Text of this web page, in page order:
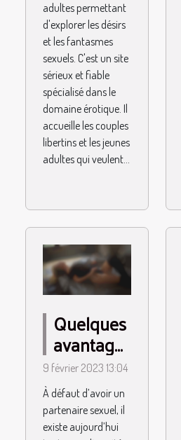
adultes permettant
d'explorer les désirs
et les fantasmes
sexuels. C'est un site
sérieux et fiable
spécialisé dans le
domaine érotique. Il
accueille les couples
libertins et les jeunes
adultes qui veulent...
Quelques
avantages
pour une
femme
d’utiliser
des godes
9 février 2023 13:04
À défaut d’avoir un
partenaire sexuel, il
existe aujourd’hui